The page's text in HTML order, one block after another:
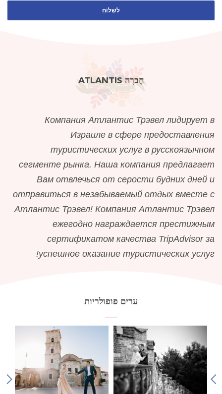
לִשְׁלוֹחַ
חֶברָה ATLANTIS
Компания Атлантис Трэвел лидирует в
Израиле в сфере предоставления
туристических услуг в русскоязычном
сегменте рынка. Наша компания предлагает
Вам отвлечься от серости будних дней и
отправиться в незабываемый отдых вместе с
Атлантис Трэвел! Компания Атлантис Трэвел
ежегодно награждается престижным
сертификатом качества TripAdvisor за
успешное оказание туристических услуг!
ערים פופולריות